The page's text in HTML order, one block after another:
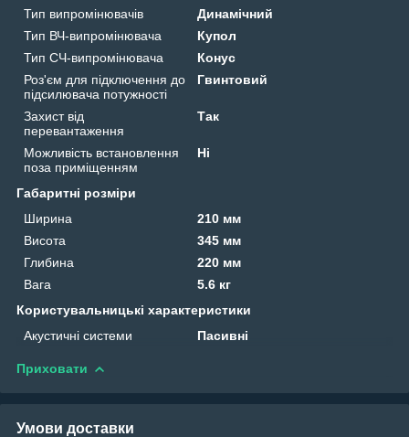
Тип випромінювачів
Динамічний
Тип ВЧ-випромінювача
Купол
Тип СЧ-випромінювача
Конус
Роз'єм для підключення до
підсилювача потужності
Гвинтовий
Захист від
перевантаження
Так
Можливість встановлення
поза приміщенням
Ні
Габаритні розміри
Ширина
210 мм
Висота
345 мм
Глибина
220 мм
Вага
5.6 кг
Користувальницькі характеристики
Акустичні системи
Пасивні
Приховати
Умови доставки